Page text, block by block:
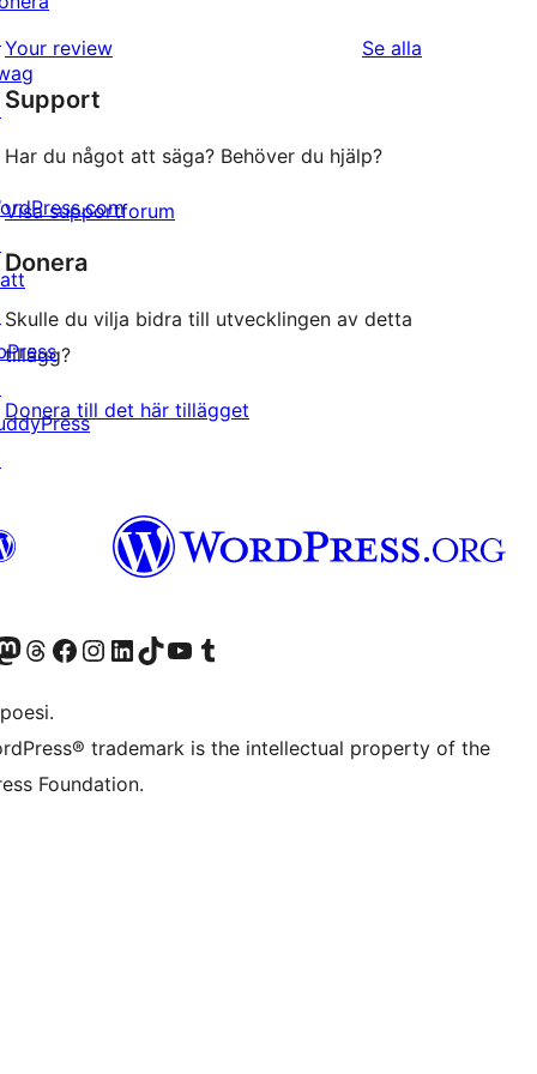
recension
stjärniga
recensioner
Your review Se alla
Support
Har du något att säga? Behöver du hjälp?
Visa supportforum
Donera
Skulle du vilja bidra till utvecklingen av detta
tillägg?
Donera till det här tillägget
Twitter)
konto
vårt Mastodon-konto
Besök vårt Thread-konto
Besök vår Facebook-sidaBesök vårt Instagram-konto
Besök vårt LinkedIn-konto
Besök vårt TikTok-konto
Besök vår YouTube-kanalBesök vårt Tumblr-konto
trademark is the intellectual property of the
Foundation.